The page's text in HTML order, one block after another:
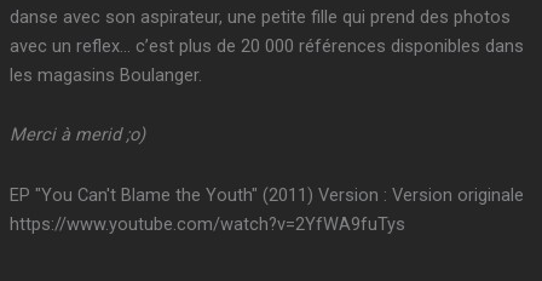
danse avec son aspirateur, une petite fille qui prend des photos
avec un reflex… c’est plus de 20 000 références disponibles dans
les magasins Boulanger.
Merci à merid ;o)
EP "You Can't Blame the Youth" (2011) Version : Version originale
https://www.youtube.com/watch?v=2YfWA9fuTys